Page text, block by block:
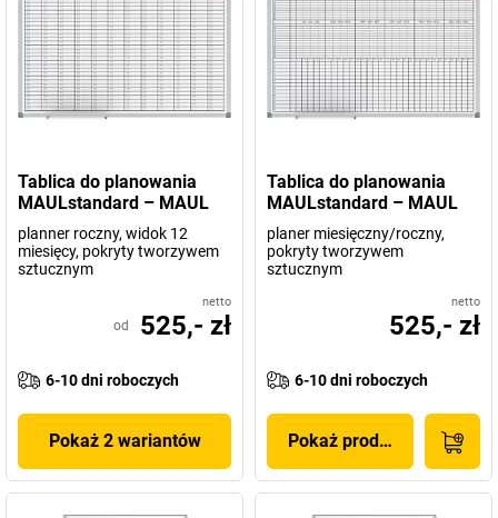
Tablica do planowania
MAULstandard – MAUL
planner roczny, widok 12
miesięcy, pokryty tworzywem
sztucznym
netto
od 525,- zł
6-10 dni roboczych
Pokaż 2 wariantów
Tablica do planowania
MAULstandard – MAUL
planer miesięczny/roczny,
pokryty tworzywem
sztucznym
netto
525,- zł
6-10 dni roboczych
Pokaż produkt